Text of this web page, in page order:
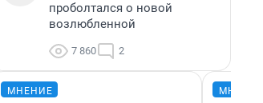
проболтался о новой
возлюбленной
7 860 2
МНЕНИЕ